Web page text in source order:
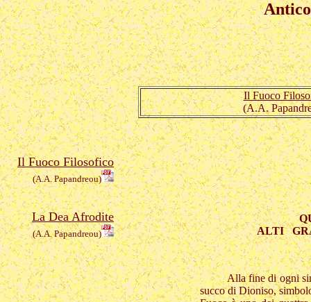
Il Fuoco
(A.A.
Il Fuoco Filosofico
(A.A. Papandreou)
La Dea Afrodite
(A.A. Papandreou)
ALTI
Alla fine di ogni
succo di Dioniso,